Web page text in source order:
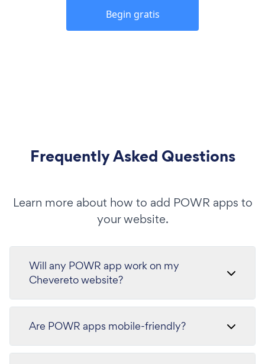
Begin gratis
Frequently Asked Questions
Learn more about how to add POWR apps to
your website.
Will any POWR app work on my
Chevereto website?
Are POWR apps mobile-friendly?